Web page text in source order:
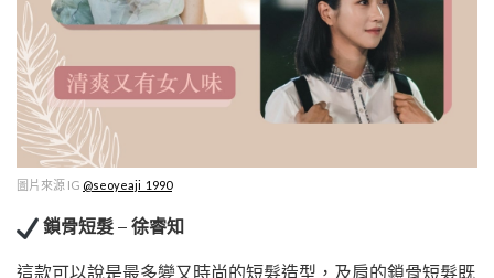
圖片來源 IG @seoyeaji_1990
鎖骨短髮 – 徐睿知
這款可以說是最多變又時尚的短髮造型，及肩的鎖骨短髮既